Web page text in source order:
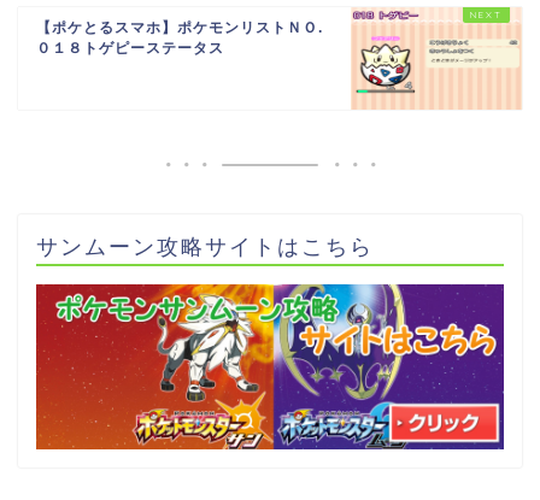
【ポケとるスマホ】ポケモンリストＮＯ.
０１８トゲピーステータス
サンムーン攻略サイトはこちら